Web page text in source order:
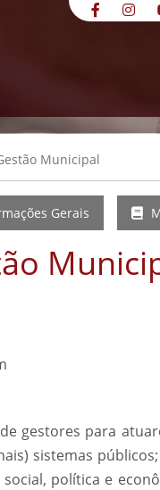
Municipal
Gerais
gestores para
sistemas
política e